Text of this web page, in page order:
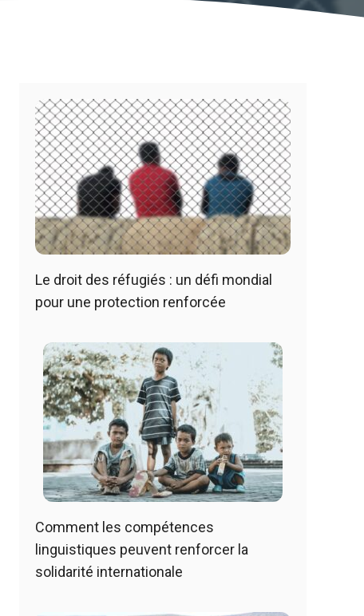
Le droit des réfugiés : un défi mondial
pour une protection renforcée
Comment les compétences
linguistiques peuvent renforcer la
solidarité internationale